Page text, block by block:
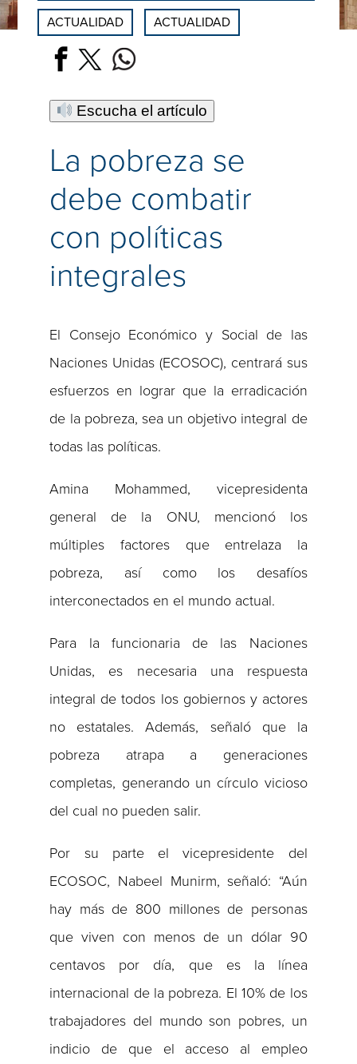
ACTUALIDAD ACTUALIDAD
Escucha el artículo
La pobreza se
debe combatir
con políticas
integrales
El Consejo Económico y Social de las
Naciones Unidas (ECOSOC), centrará sus
esfuerzos en lograr que la erradicación
de la pobreza, sea un objetivo integral de
todas las políticas.
Amina Mohammed, vicepresidenta
general de la ONU, mencionó los
múltiples factores que entrelaza la
pobreza, así como los desafíos
interconectados en el mundo actual.
Para la funcionaria de las Naciones
Unidas, es necesaria una respuesta
integral de todos los gobiernos y actores
no estatales. Además, señaló que la
pobreza atrapa a generaciones
completas, generando un círculo vicioso
del cual no pueden salir.
Por su parte el vicepresidente del
ECOSOC, Nabeel Munirm, señaló: “Aún
hay más de 800 millones de personas
que viven con menos de un dólar 90
centavos por día, que es la línea
internacional de la pobreza. El 10% de los
trabajadores del mundo son pobres, un
indicio de que el acceso al empleo